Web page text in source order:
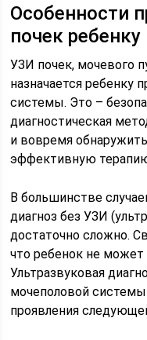
Особенности
почек ребенку
УЗИ почек, мочевого
назначается ребенку
системы. Это –
диагностическая
и вовремя
эффективную
В большинстве
диагноз без УЗИ
достаточно сложно.
что ребенок не
Ультразвуковая
мочеполовой системы
проявления